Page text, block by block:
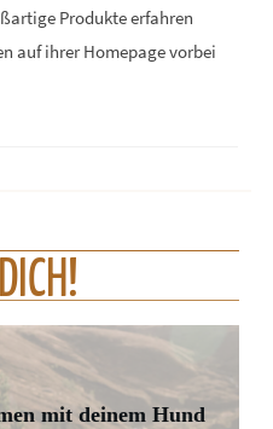
Produkte erfahren
auf ihrer Homepage vorbei
mit deinem Hund